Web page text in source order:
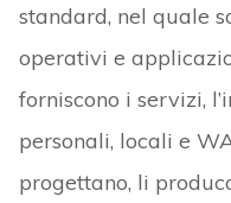
standard, nel quale
operativi e
forniscono i servizi,
personali, locali e
progettano, li